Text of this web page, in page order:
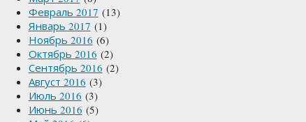
Февраль 2017 (13)
Январь 2017 (1)
Ноябрь 2016 (6)
Октябрь 2016 (2)
Сентябрь 2016 (2)
Август 2016 (3)
Июль 2016 (3)
Июнь 2016 (5)